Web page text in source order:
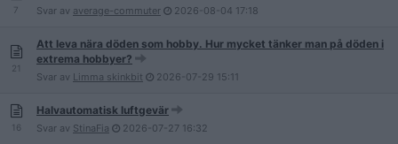
7 Svar av average-commuter 2026-08-04 17:18
21
Att leva nära döden som hobby. Hur mycket tänker man på döden i
extrema hobbyer?
Svar av Limma skinkbit 2026-07-29 15:11
16
Halvautomatisk luftgevär
Svar av StinaFia 2026-07-27 16:32